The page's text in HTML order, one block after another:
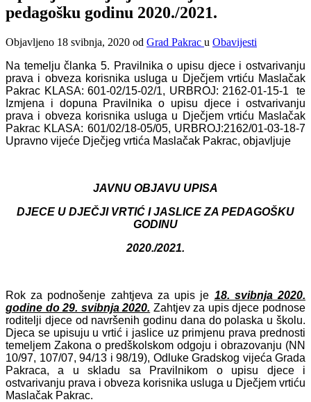
pedagošku godinu 2020./2021.
Objavljeno 18 svibnja, 2020 od Grad Pakrac u Obavijesti
Na temelju članka 5. Pravilnika o upisu djece i ostvarivanju
prava i obveza korisnika usluga u Dječjem vrtiću Maslačak
Pakrac KLASA: 601-02/15-02/1, URBROJ: 2162-01-15-1 te
Izmjena i dopuna Pravilnika o upisu djece i ostvarivanju
prava i obveza korisnika usluga u Dječjem vrtiću Maslačak
Pakrac KLASA: 601/02/18-05/05, URBROJ:2162/01-03-18-7
Upravno vijeće Dječjeg vrtića Maslačak Pakrac, objavljuje
JAVNU OBJAVU UPISA
DJECE U DJEČJI VRTIĆ I JASLICE ZA PEDAGOŠKU
GODINU
2020./2021.
Rok za podnošenje zahtjeva za upis je 18. svibnja 2020.
godine do 29. svibnja 2020. Zahtjev za upis djece podnose
roditelji djece od navršenih godinu dana do polaska u školu.
Djeca se upisuju u vrtić i jaslice uz primjenu prava prednosti
temeljem Zakona o predškolskom odgoju i obrazovanju (NN
10/97, 107/07, 94/13 i 98/19), Odluke Gradskog vijeća Grada
Pakraca, a u skladu sa Pravilnikom o upisu djece i
ostvarivanju prava i obveza korisnika usluga u Dječjem vrtiću
Maslačak Pakrac.